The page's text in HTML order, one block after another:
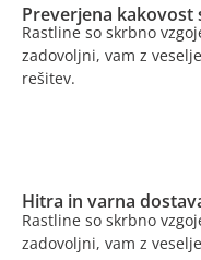
Preverjena kakovost
Rastline so skrbno
zadovoljni, vam z
rešitev.
Hitra in varna
Rastline so skrbno
zadovoljni, vam z